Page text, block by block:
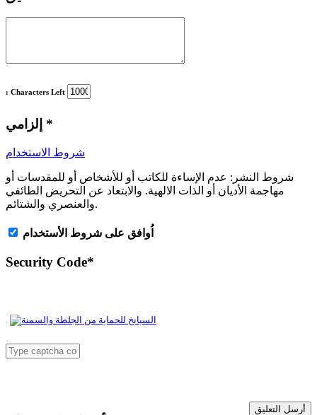
: Characters Left
*
شروط الاستخدام
شروط النشر: عدم الإساءة للكاتب أو للأشخاص أو للمقدسات أو
مهاجمة الأديان أو الذات الالهية. والابتعاد عن التحريض الطائفي
والعنصري والشتائم.
اُوافق على شروط الأستخدام
Security Code*
أرسل التعليق